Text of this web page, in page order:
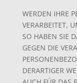
WERDEN IHRE
VERARBEITET,
SO HABEN SIE
GEGEN DIE
DERARTIGER